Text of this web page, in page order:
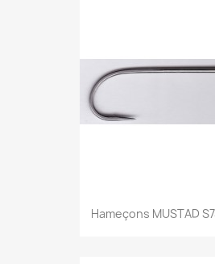
Hameçons MUSTAD